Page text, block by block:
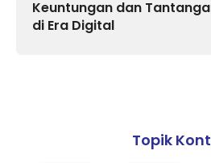
Keuntungan dan
di Era Digital
Topik